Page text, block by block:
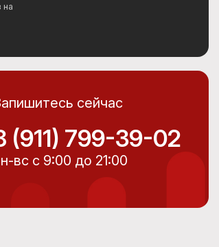
на
сейчас
(911) 799-39-02
вс с 9:00 до 21:00